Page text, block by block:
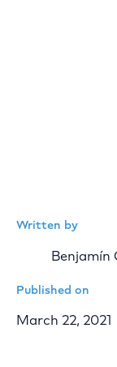
Written by
Benjamín
Published on
March 22, 2021